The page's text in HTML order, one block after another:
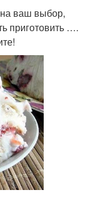
ваш выбор,
приготовить ….